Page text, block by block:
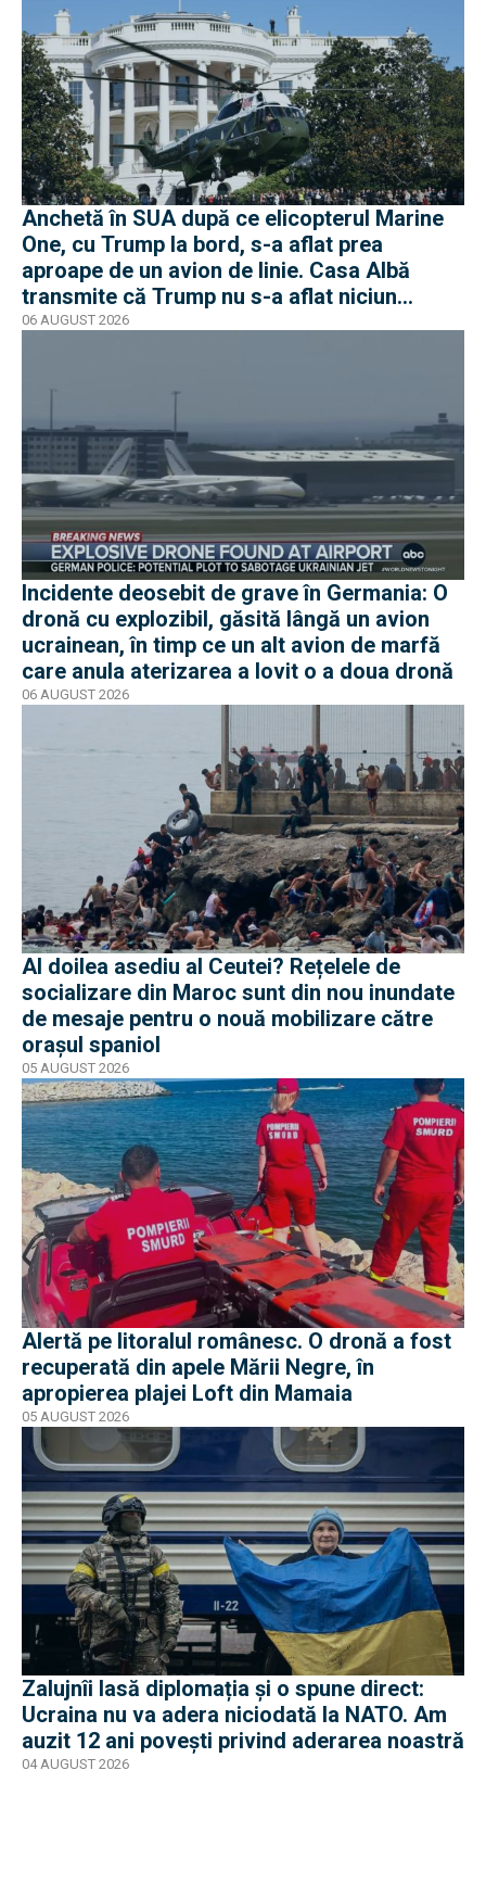
Anchetă în SUA după ce elicopterul Marine
One, cu Trump la bord, s-a aflat prea
aproape de un avion de linie. Casa Albă
transmite că Trump nu s-a aflat niciun
moment în pericol
06 AUGUST 2026
Incidente deosebit de grave în Germania: O
dronă cu explozibil, găsită lângă un avion
ucrainean, în timp ce un alt avion de marfă
care anula aterizarea a lovit o a doua dronă
06 AUGUST 2026
Al doilea asediu al Ceutei? Rețelele de
socializare din Maroc sunt din nou inundate
de mesaje pentru o nouă mobilizare către
orașul spaniol
05 AUGUST 2026
Alertă pe litoralul românesc. O dronă a fost
recuperată din apele Mării Negre, în
apropierea plajei Loft din Mamaia
05 AUGUST 2026
Zalujnîi lasă diplomația și o spune direct:
Ucraina nu va adera niciodată la NATO. Am
auzit 12 ani povești privind aderarea noastră
04 AUGUST 2026